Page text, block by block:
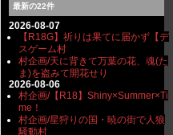
最新の22件
2026-08-07
【R18G】祈りは果てに届かず【デ
スゲーム村
村企画/天に背きて万葉の花、魂(た
ま)を盗みて開花せり
2026-08-06
村企画/【R18】Shiny×Summer×Ti
me！
村企画/星狩りの国・暁の街で人狼
騒動村